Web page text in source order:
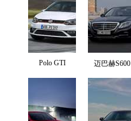
Polo GTI 迈巴赫S600